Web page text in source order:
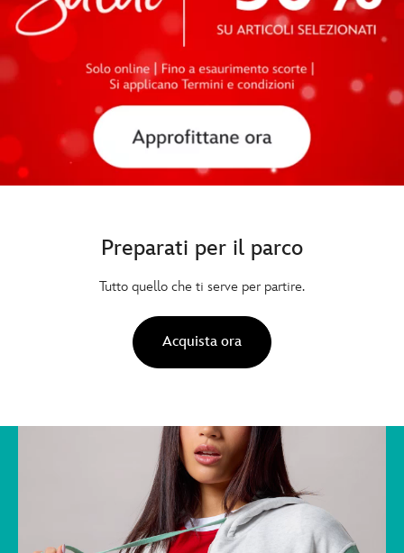
Preparati per il parco
Tutto quello che ti serve per partire.
Acquista ora